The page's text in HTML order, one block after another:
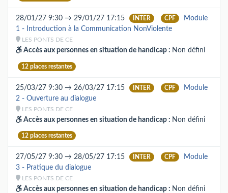
28/01/27 9:30 → 29/01/27 17:15 INTER CPF
Module
1 - Introduction à la Communication NonViolente
LES PONTS DE CE
Accès aux personnes en situation de handicap : Non défini
12 places restantes
25/03/27 9:30 → 26/03/27 17:15 INTER CPF
Module
2 - Ouverture au dialogue
LES PONTS DE CE
Accès aux personnes en situation de handicap : Non défini
12 places restantes
27/05/27 9:30 → 28/05/27 17:15 INTER CPF
Module
3 - Pratique du dialogue
LES PONTS DE CE
Accès aux personnes en situation de handicap : Non défini